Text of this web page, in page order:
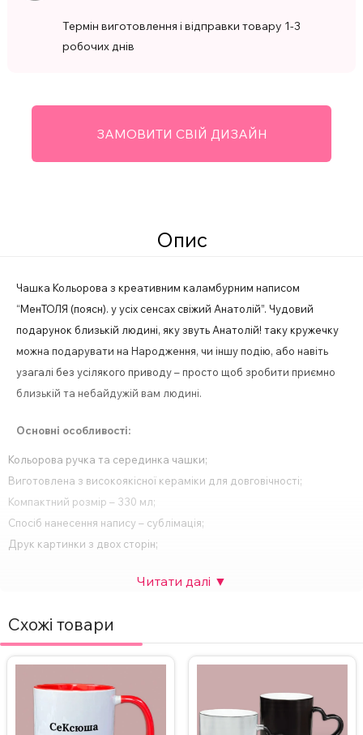
Термін виготовлення і відправки товару 1-3
робочих днів
ЗАМОВИТИ СВІЙ ДИЗАЙН
Опис
Чашка Кольорова з креативним каламбурним написом
“МенТОЛЯ (поясн). у усіх сенсах свіжий Анатолій”. Чудовий
подарунок близькій людині, яку звуть Анатолій! таку кружечку
можна подарувати на Народження, чи іншу подію, або навіть
узагалі без усілякого приводу – просто щоб зробити приємно
близькій та небайдужій вам людині.
Основні особливості:
Кольорова ручка та серединка чашки;
Виготовлена з високоякісної кераміки для довговічності;
Компактний розмір – 330 мл;
Спосіб нанесення напису – сублімація;
Друк картинки з двох сторін;
За бажанням, надпис на чашці можна змінити, а також можна
додати фото. Вартість НЕ зміниться. Для замовлення чашки з
Телеграмі або залиште заявку на сайті.
Схожі товари